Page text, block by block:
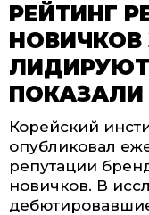
РЕЙТИНГ
НОВИЧКОВ
ЛИДИРУЮТ,
Корейский
опубликовал
репутации
новичков. В